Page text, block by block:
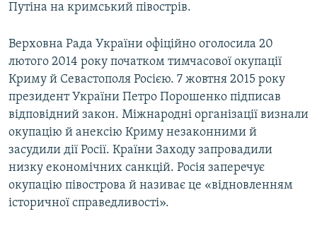
Путіна на кримський півострів.
Верховна Рада України офіційно оголосила 20
лютого 2014 року початком тимчасової окупації
Криму й Севастополя Росією. 7 жовтня 2015 року
президент України Петро Порошенко підписав
відповідний закон. Міжнародні організації визнали
окупацію й анексію Криму незаконними й
засудили дії Росії. Країни Заходу запровадили
низку економічних санкцій. Росія заперечує
окупацію півострова й називає це «відновленням
історичної справедливості».